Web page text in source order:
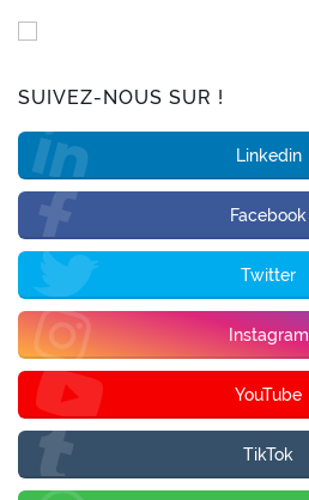
SUIVEZ-NOUS SUR !
Linkedin
Facebook
Twitter
Instagram
YouTube
TikTok